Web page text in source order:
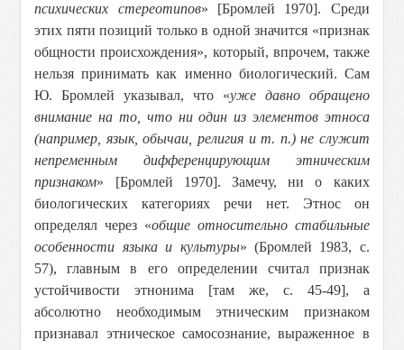
психических стереотипов» [Бромлей 1970]. Среди
этих пяти позиций только в одной значится «признак
общности происхождения», который, впрочем, также
нельзя принимать как именно биологический. Сам
Ю. Бромлей указывал, что «уже давно обращено
внимание на то, что ни один из элементов этноса
(например, язык, обычаи, религия и т. п.) не служит
непременным дифференцирующим этническим
признаком» [Бромлей 1970]. Замечу, ни о каких
биологических категориях речи нет. Этнос он
определял через «общие относительно стабильные
особенности языка и культуры» (Бромлей 1983, с.
57), главным в его определении считал признак
устойчивости этнонима [там же, с. 45-49], а
абсолютно необходимым этническим признаком
признавал этническое самосознание, выраженное в